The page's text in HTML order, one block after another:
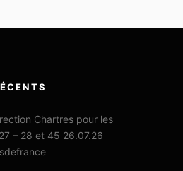
Chartres pour les
– 28 et 45 26.07.26